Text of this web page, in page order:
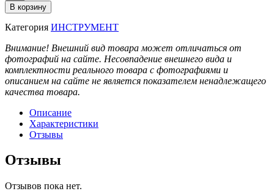
товара
Насадка
на
В корзину
Категория ИНСТРУМЕНТ
Внимание! Внешний вид товара может отличаться от
фотографий на сайте. Несовпадение внешнего вида и
комплектности реального товара с фотографиями и
описанием на сайте не является показателем ненадлежащего
качества товара.
Описание
Характеристики
Отзывы
Отзывы
Отзывов пока нет.